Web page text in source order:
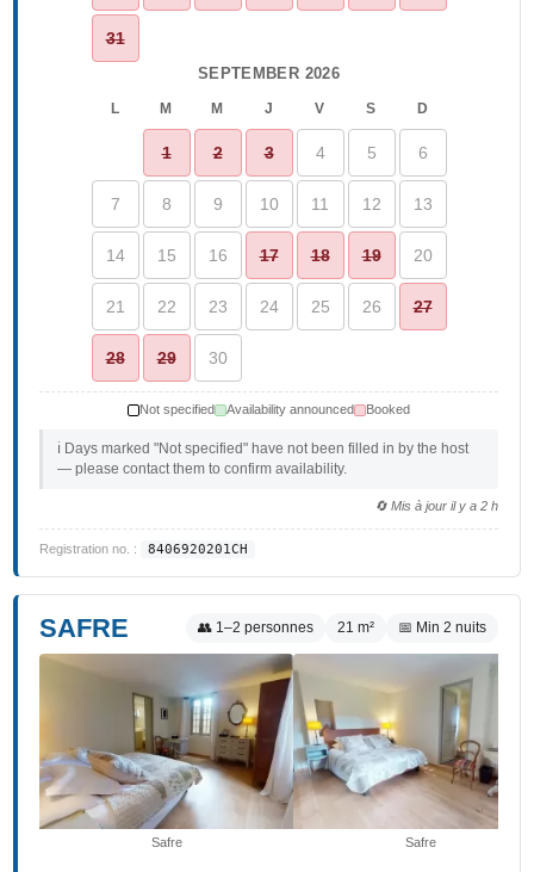
31
SEPTEMBER 2026
L M M J V S D
1 2 3 4 5 6
7 8 9 10 11 12 13
14 15 16 17 18 19 20
21 22 23 24 25 26 27
28 29 30
Not specified Availability announced Booked
ℹ️ Days marked "Not specified" have not been filled in by the host
— please contact them to confirm availability.
🔄 Mis à jour il y a 2 h
Registration no. : 8406920201CH
SAFRE 👥 1–2 personnes 21 m² 📅 Min 2 nuits
Safre Safre